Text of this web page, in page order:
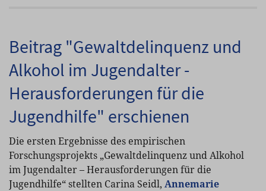
Beitrag "Gewaltdelinquenz und
Alkohol im Jugendalter -
Herausforderungen für die
Jugendhilfe" erschienen
Die ersten Ergebnisse des empirischen
Forschungsprojekts „Gewaltdelinquenz und Alkohol
im Jugendalter – Herausforderungen für die
Jugendhilfe“ stellten Carina Seidl, Annemarie